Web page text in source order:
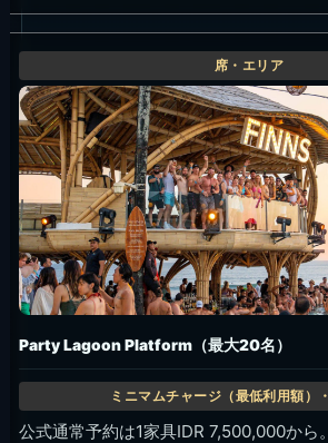
Party Lagoon Platform（最大20名）
公式通常予約は1家具IDR 7,500,000から